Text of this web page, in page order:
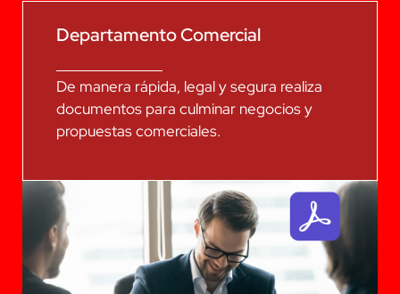
Departamento Comercial
De manera rápida, legal y segura realiza
documentos para culminar negocios y
propuestas comerciales.